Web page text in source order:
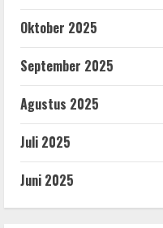
Oktober 2025
September 2025
Agustus 2025
Juli 2025
Juni 2025